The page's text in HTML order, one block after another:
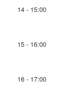
14 - 15:00
15 - 16:00
16 - 17:00